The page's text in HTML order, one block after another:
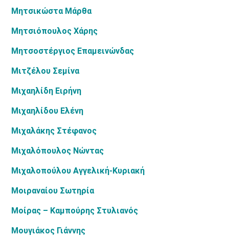
Μητσικώστα Μάρθα
Μητσιόπουλος Χάρης
Μητσοστέργιος Επαμεινώνδας
Μιτζέλου Σεμίνα
Μιχαηλίδη Ειρήνη
Μιχαηλίδου Ελένη
Μιχαλάκης Στέφανος
Μιχαλόπουλος Νώντας
Μιχαλοπούλου Αγγελική-Κυριακή
Μοιραναίου Σωτηρία
Μοίρας – Καμπούρης Στυλιανός
Μουγιάκος Γιάννης